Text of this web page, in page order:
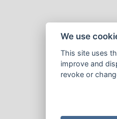
We use
This site uses
improve and
revoke or